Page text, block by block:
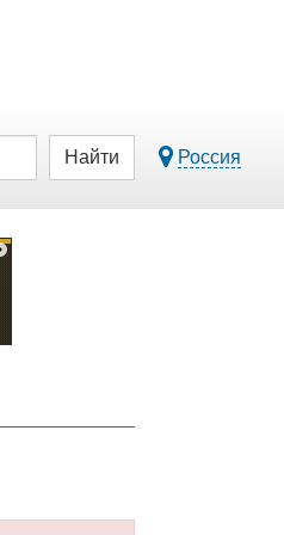
Найти Россия